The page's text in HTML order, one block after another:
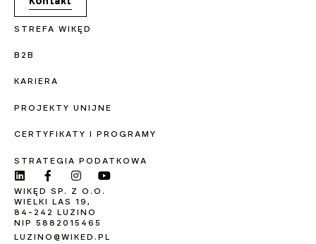
STREFA WIKĘD
B2B
KARIERA
PROJEKTY UNIJNE
CERTYFIKATY I PROGRAMY
STRATEGIA PODATKOWA
WIKĘD SP. Z O.O.
WIELKI LAS 19,
84-242 LUZINO
NIP 5882015465
LUZINO@WIKED.PL